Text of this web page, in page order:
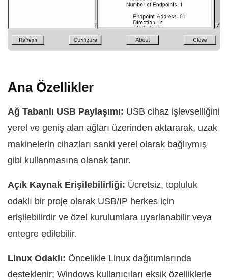
Ana Özellikler
Ağ Tabanlı USB Paylaşımı: USB cihaz işlevselliğini
yerel ve geniş alan ağları üzerinden aktararak, uzak
makinelerin cihazları sanki yerel olarak bağlıymış
gibi kullanmasına olanak tanır.
Açık Kaynak Erişilebilirliği: Ücretsiz, topluluk
odaklı bir proje olarak USB/IP herkes için
erişilebilirdir ve özel kurulumlara uyarlanabilir veya
entegre edilebilir.
Linux Odaklı: Öncelikle Linux dağıtımlarında
desteklenir; Windows kullanıcıları eksik özelliklerle